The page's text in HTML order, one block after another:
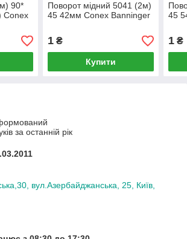
90*
Conex
Поворот мідний 5041 (2м)
45 42мм Conex Banninger
1₴
Купити
45
1 ₴
за останній рік
вул.Азербайджанська, 25, Київ,